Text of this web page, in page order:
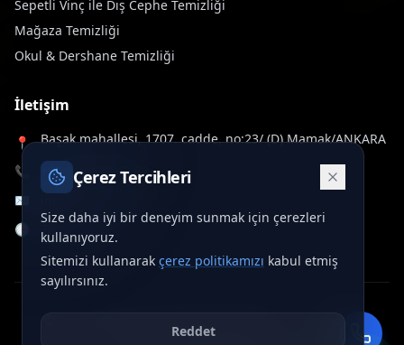
Sepetli Vinç ile Dış Cephe Temizliği
Mağaza Temizliği
Okul & Dershane Temizliği
İletişim
📍
Başak mahallesi, 1707. cadde, no:23/ (D) Mamak/ANKARA
📞
+90 312 577 60 32
✉️
🕒
7/24 Hizmet
crafted by
ONURCAN SÖNMEZ
Çerez Tercihleri
Size daha iyi bir deneyim sunmak için çerezleri
kullanıyoruz.
Sitemizi kullanarak çerez politikamızı kabul etmiş
sayılırsınız.
Reddet